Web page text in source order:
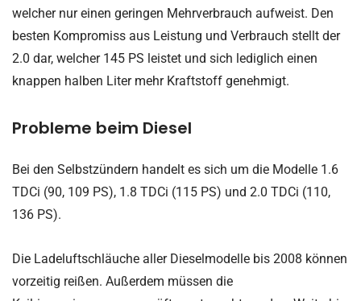
welcher nur einen geringen Mehrverbrauch aufweist. Den
besten Kompromiss aus Leistung und Verbrauch stellt der
2.0 dar, welcher 145 PS leistet und sich lediglich einen
knappen halben Liter mehr Kraftstoff genehmigt.
Probleme beim Diesel
Bei den Selbstzündern handelt es sich um die Modelle 1.6
TDCi (90, 109 PS), 1.8 TDCi (115 PS) und 2.0 TDCi (110,
136 PS).
Die Ladeluftschläuche aller Dieselmodelle bis 2008 können
vorzeitig reißen. Außerdem müssen die